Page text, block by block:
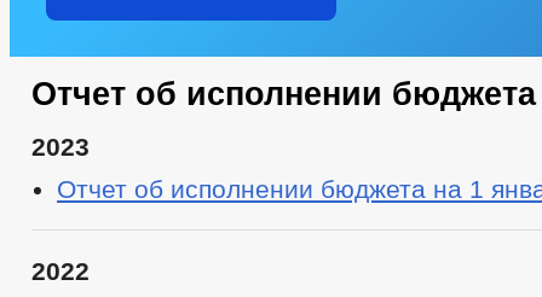
Отчет об исполнении бюджета
2023
Отчет об исполнении бюджета на 1
2022